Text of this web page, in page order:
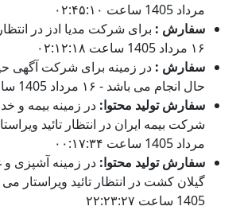
مرداد 1405 ساعت ۰۲:۴۵:۱۰
سفارش : برای شرکت مدیا ادز در
۱۶ مرداد 1405 ساعت ۰۲:۱۲:۱۸
سفارش : در زمینه برای شرکت آگهی
حال انجام می باشد - ۱۶ مرداد 1405 ساعت ۰۲:۰۲:۵۴
سفارش تولید محتوا: در زمینه بیمه و
مرداد 1405 ساعت ۰۰:۱۷:۳۴
سفارش تولید محتوا: در زمینه آشپزی
1405 ساعت ۲۲:۲۳:۲۷